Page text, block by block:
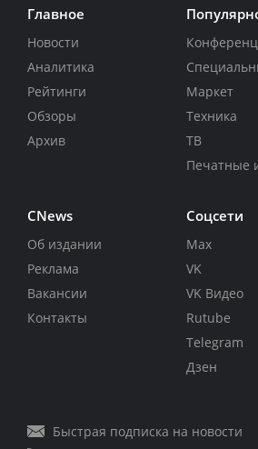
Главное
Новости
Аналитика
Рейтинги
Обзоры
Архив
Маркет
Техника
ТВ
Печатные
CNews
Об издании
Реклама
Вакансии
Контакты
Соцсети
Max
VK
VK Видео
Rutube
Telegram
Дзен
Быстрая подписка на новости